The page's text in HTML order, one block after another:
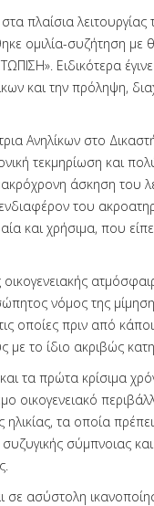
πλαίσια λειτουργίας
ομιλία-συζήτηση με
Ειδικότερα
και την πρόληψη,
Ανηλίκων στο
τεκμηρίωση και
άσκηση του
του
και χρήσιμα, που
νόμος της
οποίες πριν από
με το ίδιο ακριβώς
τα πρώτα κρίσιμα
οικογενειακό
τα οποία
σύμπνοιας
σε ασύστολη